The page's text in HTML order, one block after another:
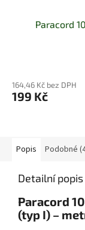
Paracord
164,46 Kč bez DPH
199 Kč
Popis Podobné
Detailní
Paracord
(typ I) –